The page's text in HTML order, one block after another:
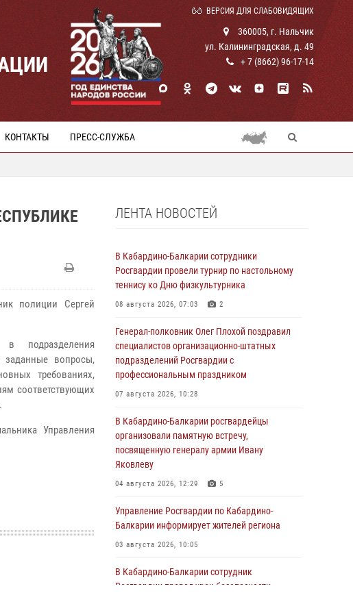
ВЕРСИЯ ДЛЯ СЛАБОВИДЯЩИХ
360005, г. Нальчик
ул. Калининградская, д. 49
+ 7 (8662) 96-17-14
КОНТАКТЫ ПРЕСС-СЛУЖБА
полиции Сергей
подразделения
заданные вопросы,
требованиях,
соответствующих
Управления
ЛЕНТА НОВОСТЕЙ
В Кабардино-Балкарии сотрудники
Росгвардии провели турнир по настольному
теннису ко Дню физкультурника
08 августа 2026, 07:03 2
Генерал-полковник Олег Плохой поздравил
специалистов организационно-штатных
подразделений Росгвардии с
профессиональным праздником
07 августа 2026, 10:28
В Кабардино-Балкарии росгвардейцы
организовали памятную встречу,
посвященную генералу армии Ивану
Яковлеву
04 августа 2026, 12:29 5
Управление Росгвардии по Кабардино-
Балкарии информирует жителей региона
03 августа 2026, 10:05
В Кабардино‑Балкарии сотрудник
Росгвардии провел урок безопасности